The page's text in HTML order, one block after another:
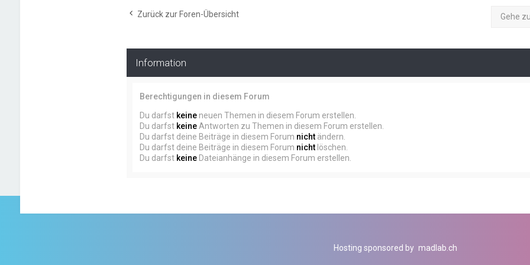
Zurück zur Foren-Übersicht Gehe
Information
Berechtigungen in diesem Forum
Du darfst keineneuen Themen in diesem Forum erstellen.
Du darfst keineAntworten zu Themen in diesem Forum erstellen.
Du darfst deine Beiträge in diesem Forum nichtändern.
Du darfst deine Beiträge in diesem Forum nichtlöschen.
Du darfst keineDateianhänge in diesem Forum erstellen.
Hosting sponsored by madlab.ch